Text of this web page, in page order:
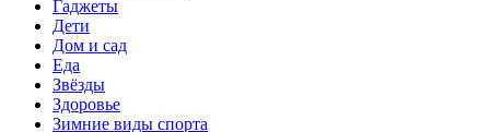
Гаджеты
Дети
Дом и сад
Еда
Звёзды
Здоровье
Зимние виды спорта